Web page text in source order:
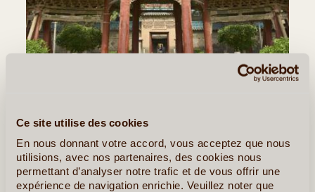
Ce site utilise des cookies
En nous donnant votre accord, vous acceptez que nous
utilisions, avec nos partenaires, des cookies nous
permettant d’analyser notre trafic et de vous offrir une
expérience de navigation enrichie. Veuillez noter que
Jour 6 Xi'an
Petite Pagode de l'oie sauvage - Remparts de la ville - Forêt
des stèles - Grande mosquée - Cours de la calligraphie
chinoise chez maison Gao - Musée Shanxi - Envol pour Guilin